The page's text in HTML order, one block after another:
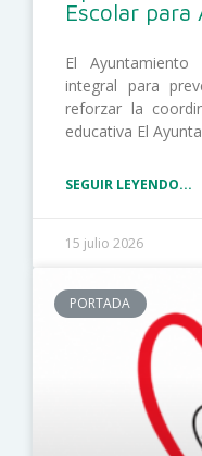
Escolar para
El
integral para
reforzar la
educativa El
SEGUIR LEYENDO...
15 julio 2026
PORTADA